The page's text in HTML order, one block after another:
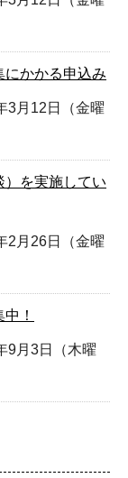
にかかる申込み
3月12日（金曜
）を実施してい
2月26日（金曜
！
9月3日（木曜